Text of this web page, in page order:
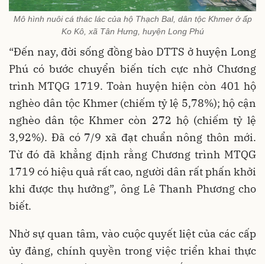
Mô hình nuôi cá thác lác của hộ Thạch Bal, dân tộc Khmer ở ấp
Ko Kô, xã Tân Hưng, huyện Long Phú
“Đến nay, đời sống đồng bào DTTS ở huyện Long
Phú có bước chuyển biến tích cực nhờ Chương
trình MTQG 1719. Toàn huyện hiện còn 401 hộ
nghèo dân tộc Khmer (chiếm tỷ lệ 5,78%); hộ cận
nghèo dân tộc Khmer còn 272 hộ (chiếm tỷ lệ
3,92%). Đã có 7/9 xã đạt chuẩn nông thôn mới.
Từ đó đã khẳng định rằng Chương trình MTQG
1719 có hiệu quả rất cao, người dân rất phấn khởi
khi được thụ hưởng”, ông Lê Thanh Phương cho
biết.
Nhờ sự quan tâm, vào cuộc quyết liệt của các cấp
ủy đảng, chính quyền trong việc triển khai thực